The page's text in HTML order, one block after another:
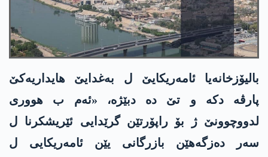
بالیۆزخانەیا ئامەریکایێ ل به‌غدایێ هایداریەکێ
پارڤە دکە و تێ دە دبێژە، «ئەم ب هووری
لدووچوونێ ژ بۆ راپۆرتێن گرێدایی ئێریشکرنا ل
سەر دەزگەهێن بازرگانی یێن ئامەریکایی ل